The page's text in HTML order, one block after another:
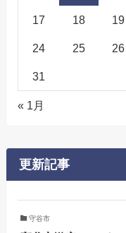
17 18 19
24 25 26
31
« 1月
更新記事
守谷市